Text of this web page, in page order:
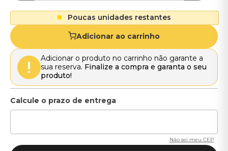
Poucas unidades restantes
Adicionar ao carrinho
Adicionar o produto no carrinho não garante a
sua reserva. Finalize a compra e garanta o seu
produto!
Não sei meu CEP